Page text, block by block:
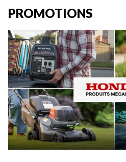
PROMOTIONS